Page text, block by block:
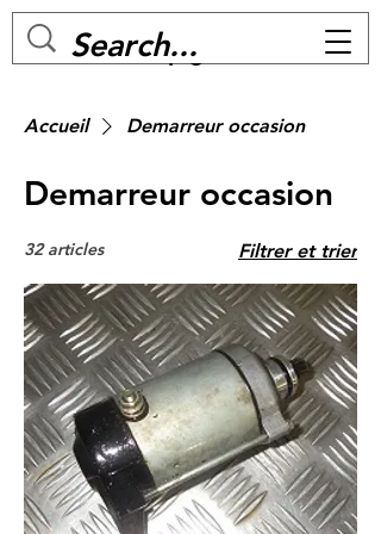
MC BIKE Perpignan
Accueil Demarreur occasion
Demarreur occasion
32 articles Filtrer et trier